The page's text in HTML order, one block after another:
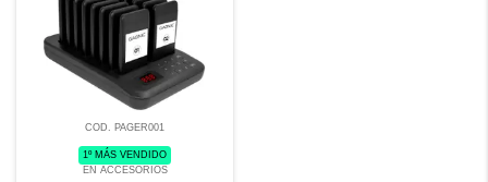
COD. PAGER001
1º MÁS VENDIDO
EN ACCESORIOS